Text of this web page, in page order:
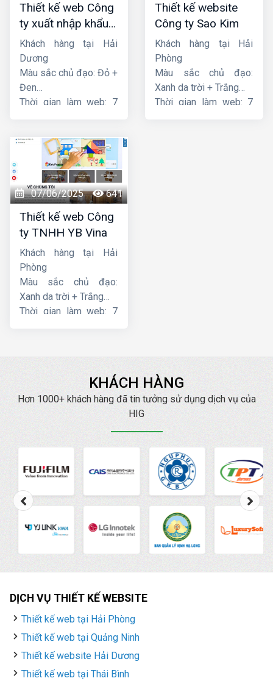
Thiết kế web Công
ty xuất nhập khẩu
Thiên Thuận Phát
Khách hàng tại Hải
Dương
Màu sắc chủ đạo: Đỏ +
Đen
Thời gian làm web: 7
Thiết kế website
Công ty Sao Kim
Khách hàng tại Hải
Phòng
Màu sắc chủ đạo:
Xanh da trời + Trắng
Thời gian làm web: 7
07/06/2025 641
Thiết kế web Công
ty TNHH YB Vina
Khách hàng tại Hải
Phòng
Màu sắc chủ đạo:
Xanh da trời + Trắng
Thời gian làm web: 7
KHÁCH HÀNG
Hơn 1000+ khách hàng đã tin tưởng sử dụng dịch vụ của
HIG
DỊCH VỤ THIẾT KẾ WEBSITE
Thiết kế web tại Hải Phòng
Thiết kế web tại Quảng Ninh
Thiết kế website Hải Dương
Thiết kế web tại Thái Bình